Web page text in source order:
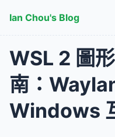
Skip to main content
Ian Chou's Blog
WSL 2 圖
南：
Windows